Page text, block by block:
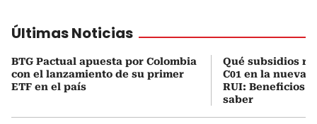
Últimas Noticias
BTG Pactual apuesta por Colombia
con el lanzamiento de su primer
ETF en el país
Qué subsidios
C01 en la nueva
RUI: Beneficios
saber